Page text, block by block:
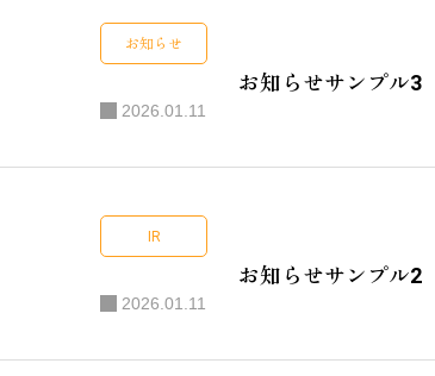
事業内容
第一創業メンバ
お知らせ
お知らせサンプル3
2026.01.11
IR
お知らせサンプル2
2026.01.11